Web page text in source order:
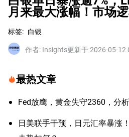
月来最大涨幅！市场
标签: 白银
作者: Insights更新于 2026-05-12
最热文章
Fed放鹰，黄金失守2360，分
日美联手干预，日元汇率暴涨